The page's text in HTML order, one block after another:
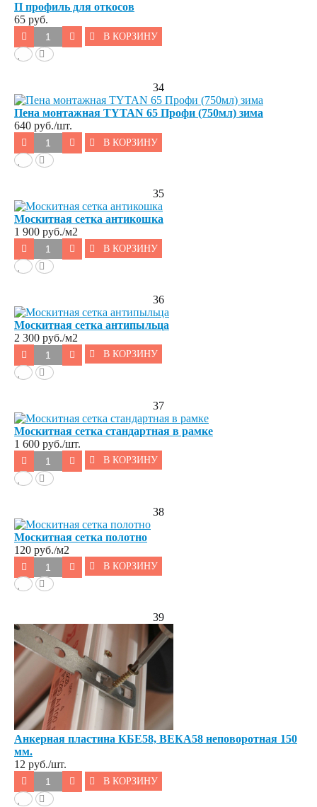
П профиль для откосов
65 руб.
В КОРЗИНУ
34
Пена монтажная TYTAN 65 Профи (750мл) зима
640 руб./шт.
В КОРЗИНУ
35
Москитная сетка антикошка
1 900 руб./м2
В КОРЗИНУ
36
Москитная сетка антипыльца
2 300 руб./м2
В КОРЗИНУ
37
Москитная сетка стандартная в рамке
1 600 руб./шт.
В КОРЗИНУ
38
Москитная сетка полотно
120 руб./м2
В КОРЗИНУ
39
Анкерная пластина КБЕ58, ВЕКА58 неповоротная 150
мм.
12 руб./шт.
В КОРЗИНУ